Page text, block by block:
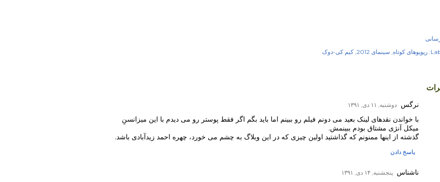
ریویوهای کوتاه سینمای 2012 کیم کی-دوک
نرگس دوشنبه, ۱۱ دی, ۱۳۹۱
با خواندن نقدهای لینک بعید می دونم فیلم رو ببینم اما باید بگم اگر فقط پوستر رو می دیدم با این میزانسنِ
میکل آنژی مشتاق بودم ببینمش.
گذشته از اینها ممنونم که گذاشتید اولین چیزی که در این وبلاگ به چشم می خورد، چهره احمد زیدآبادی باشد.
پاسخ دادن
ناشناس پنجشنبه, ۱۴ دی, ۱۳۹۱